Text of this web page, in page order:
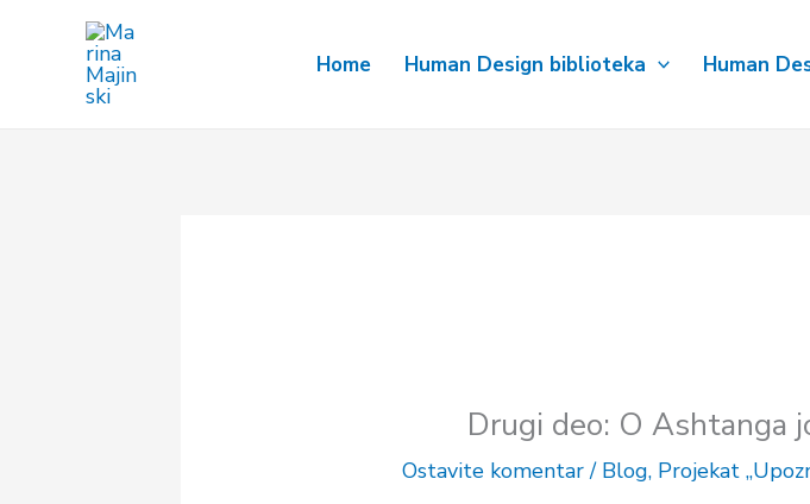
Home Human Design biblioteka Human
Drugi deo: O Ashtanga
Ostavite komentar / Blog, Projekat